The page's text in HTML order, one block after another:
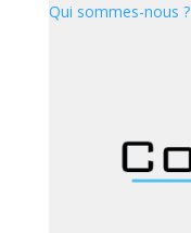
Qui sommes-nous ?